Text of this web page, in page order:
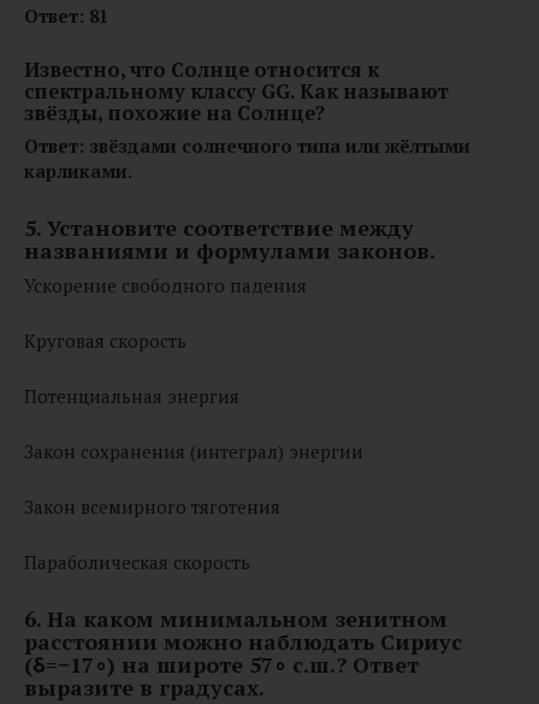
Ответ: 81
Известно, что Солнце относится к
спектральному классу GG. Как называют
звёзды, похожие на Солнце?
Ответ: звёздами солнечного типа или жёлтыми
карликами.
5. Установите соответствие между
названиями и формулами законов.
Ускорение свободного падения
Круговая скорость
Потенциальная энергия
Закон сохранения (интеграл) энергии
Закон всемирного тяготения
Параболическая скорость
6. На каком минимальном зенитном
расстоянии можно наблюдать Сириус
(δ=−17∘) на широте 57∘ с.ш.? Ответ
выразите в градусах.